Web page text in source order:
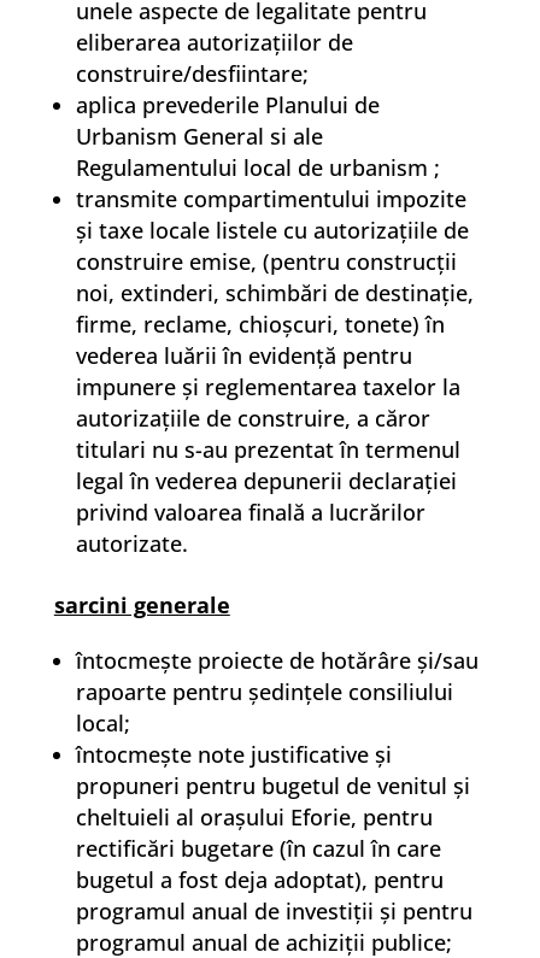
unele aspecte de legalitate pentru
eliberarea autorizaţiilor de
construire/desfiintare;
aplica prevederile Planului de
Urbanism General si ale
Regulamentului local de urbanism ;
transmite compartimentului impozite
şi taxe locale listele cu autorizaţiile de
construire emise, (pentru construcţii
noi, extinderi, schimbări de destinaţie,
firme, reclame, chioşcuri, tonete) în
vederea luării în evidenţă pentru
impunere şi reglementarea taxelor la
autorizaţiile de construire, a căror
titulari nu s-au prezentat în termenul
legal în vederea depunerii declaraţiei
privind valoarea finală a lucrărilor
autorizate.
sarcini generale
întocmeşte proiecte de hotărâre şi/sau
rapoarte pentru şedinţele consiliului
local;
întocmeşte note justificative şi
propuneri pentru bugetul de venitul şi
cheltuieli al oraşului Eforie, pentru
rectificări bugetare (în cazul în care
bugetul a fost deja adoptat), pentru
programul anual de investiţii şi pentru
programul anual de achiziţii publice;